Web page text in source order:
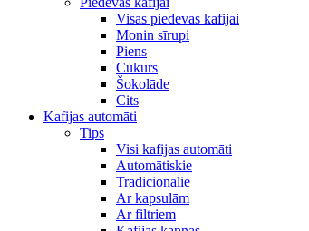
Visas piedevas kafijai
Monin sīrupi
Piens
Cukurs
Šokolāde
Cits
Kafijas automāti
Tips
Visi kafijas automāti
Automātiskie
Tradicionālie
Ar kapsulām
Ar filtriem